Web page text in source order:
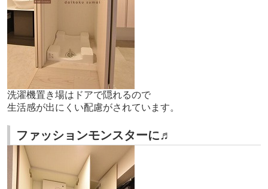
洗濯機置き場はドアで隠れるので
生活感が出にくい配慮がされています。
ファッションモンスターに♬